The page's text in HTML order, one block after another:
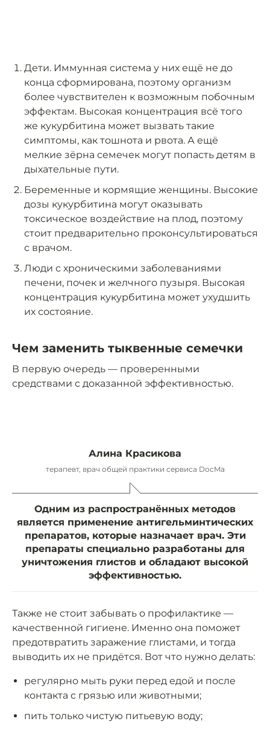
Дети. Иммунная система у них ещё не до
конца сформирована, поэтому организм
более чувствителен к возможным побочным
эффектам. Высокая концентрация всё того
же кукурбитина может вызвать такие
симптомы, как тошнота и рвота. А ещё
мелкие зёрна семечек могут попасть детям в
дыхательные пути.
Беременные и кормящие женщины. Высокие
дозы кукурбитина могут оказывать
токсическое воздействие на плод, поэтому
стоит предварительно проконсультироваться
с врачом.
Люди с хроническими заболеваниями
печени, почек и желчного пузыря. Высокая
концентрация кукурбитина может ухудшить
их состояние.
Чем заменить тыквенные семечки
В первую очередь — проверенными
средствами с доказанной эффективностью.
Алина Красикова
терапевт, врач общей практики сервиса DocMa
Одним из распространённых методов
является применение антигельминтических
препаратов, которые назначает врач. Эти
препараты специально разработаны для
уничтожения глистов и обладают высокой
эффективностью.
Также не стоит забывать о профилактике —
качественной гигиене. Именно она поможет
предотвратить заражение глистами, и тогда
выводить их не придётся. Вот что нужно делать:
регулярно мыть руки перед едой и после
контакта с грязью или животными;
пить только чистую питьевую воду;